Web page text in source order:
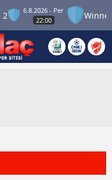
6.8.2026 - Per
Winner